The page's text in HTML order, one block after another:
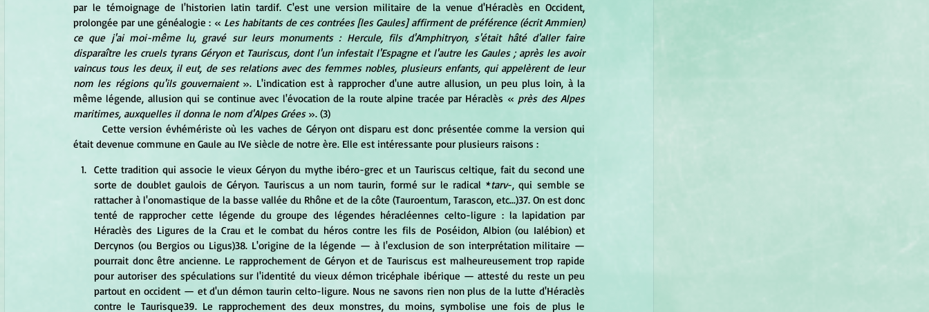
par le témoignage de l'historien latin tardif. C'est une version militaire de la venue d'Héraclès en Occident,
prolongée par une généalogie : « Les habitants de ces contrées [les Gaules] affirment de préférence (écrit Ammien)
ce que j'ai moi-même lu, gravé sur leurs monuments : Hercule, fils d'Amphitryon, s'était hâté d'aller faire
disparaître les cruels tyrans Géryon et Tauriscus, dont l'un infestait l'Espagne et l'autre les Gaules ; après les avoir
vaincus tous les deux, il eut, de ses relations avec des femmes nobles, plusieurs enfants, qui appelèrent de leur
nom les régions qu'ils gouvernaient ». L'indication est à rapprocher d'une autre allusion, un peu plus loin, à la
même légende, allusion qui se continue avec l'évocation de la route alpine tracée par Héraclès « près des Alpes
maritimes, auxquelles il donna le nom d'Alpes Grées ». (3)
était devenue commune en Gaule au IVe siècle de notre ère. Elle est intéressante pour plusieurs raisons :
Cette tradition qui associe le vieux Géryon du mythe ibéro-grec et un Tauriscus celtique, fait du second une
sorte de doublet gaulois de Géryon. Tauriscus a un nom taurin, formé sur le radical *tarv-, qui semble se
rattacher à l'onomastique de la basse vallée du Rhône et de la côte (Tauroentum, Tarascon, etc...)37. On est donc
tenté de rapprocher cette légende du groupe des légendes héracléennes celto-ligure : la lapidation par
Héraclès des Ligures de la Crau et le combat du héros contre les fils de Poséidon, Albion (ou Ialébion) et
Dercynos (ou Bergios ou Ligus)38. L'origine de la légende — à l'exclusion de son interprétation militaire —
pourrait donc être ancienne. Le rapprochement de Géryon et de Tauriscus est malheureusement trop rapide
pour autoriser des spéculations sur l'identité du vieux démon tricéphale ibérique — attesté du reste un peu
partout en occident — et d'un démon taurin celto-ligure. Nous ne savons rien non plus de la lutte d'Héraclès
contre le Taurisque39. Le rapprochement des deux monstres, du moins, symbolise une fois de plus le